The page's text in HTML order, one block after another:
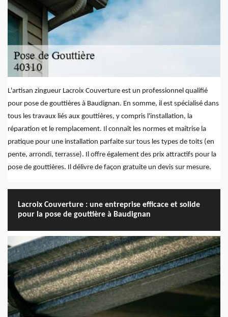
L'artisan zingueur Lacroix Couverture est un professionnel qualifié
pour pose de gouttières à Baudignan. En somme, il est spécialisé dans
tous les travaux liés aux gouttières, y compris l'installation, la
réparation et le remplacement. Il connaît les normes et maîtrise la
pratique pour une installation parfaite sur tous les types de toits (en
pente, arrondi, terrasse). Il offre également des prix attractifs pour la
pose de gouttières. Il délivre de façon gratuite un devis sur mesure.
Lacroix Couverture : une entreprise efficace et solide
pour la pose de gouttière à Baudignan